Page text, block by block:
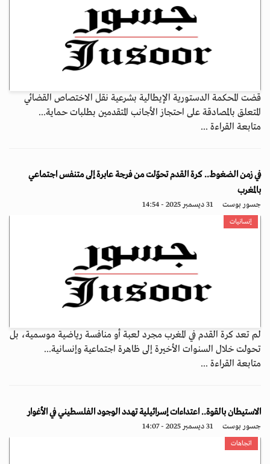
قضت المحكمة الدستورية الإيطالية بشرعية نقل الاختصاص القضائي
المتعلق بالمصادقة على احتجاز الأجانب المتقدمين بطلبات حماية...
متابعة القراءة ...
في زمن الضغوط.. كرة القدم تحوّلت من فرجة عابرة إلى متنفس اجتماعي
بالمغرب
جسور بوست 31 ديسمبر 2025 - 14:54
إنسانيات
لم تعد كرة القدم في المغرب مجرد لعبة أو منافسة رياضية موسمية، بل
تحولت خلال السنوات الأخيرة إلى ظاهرة اجتماعية وإنسانية...
متابعة القراءة ...
الاستيطان بالقوة.. اعتداءات إسرائيلية تهدد الوجود الفلسطيني في الأغوار
جسور بوست 31 ديسمبر 2025 - 14:07
اتجاهات